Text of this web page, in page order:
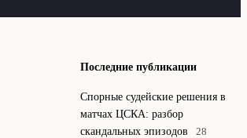
Последние публикации
Спорные судейские решения в
матчах ЦСКА: разбор
скандальных эпизодов
28